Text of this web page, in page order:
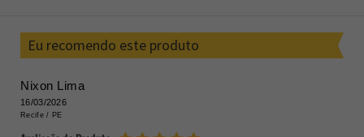
Eu recomendo este produto
Nixon Lima
16/03/2026
Recife / PE